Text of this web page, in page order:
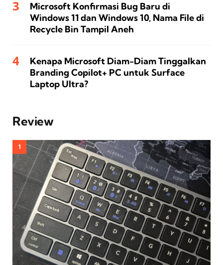
Microsoft Konfirmasi Bug Baru di
Windows 11 dan Windows 10, Nama File di
Recycle Bin Tampil Aneh
Kenapa Microsoft Diam-Diam Tinggalkan
Branding Copilot+ PC untuk Surface
Laptop Ultra?
Review